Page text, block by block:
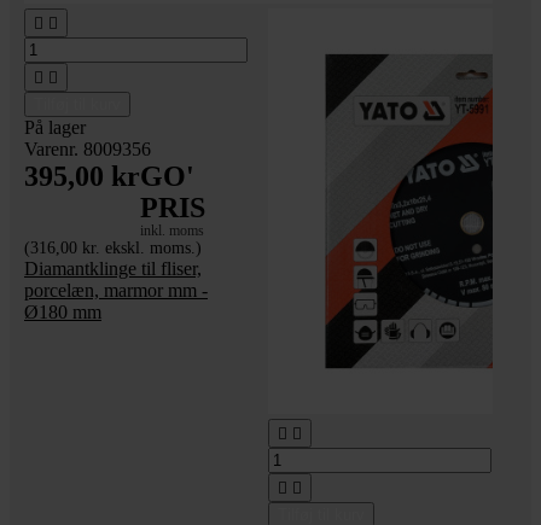
 
 
På lager
Varenr. 8009356
395,00 krGO'
PRIS
inkl. moms
(316,00 kr. ekskl. moms.)
Diamantklinge til fliser,
porcelæn, marmor mm -
Ø180 mm
 
 